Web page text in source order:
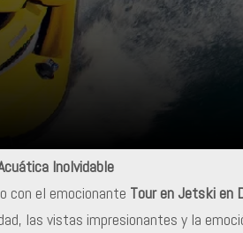
Inolvidable
con el emocionante Tour en Jetski en
las vistas impresionantes y la